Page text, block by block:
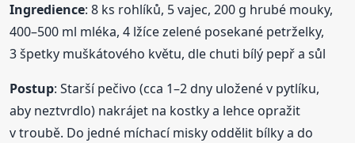
Ingredience: 8 ks rohlíků, 5 vajec, 200 g hrubé mouky,
400–500 ml mléka, 4 lžíce zelené posekané petrželky,
3 špetky muškátového květu, dle chuti bílý pepř a sůl
Postup: Starší pečivo (cca 1–2 dny uložené v pytlíku,
aby neztvrdlo) nakrájet na kostky a lehce opražit
v troubě. Do jedné míchací misky oddělit bílky a do